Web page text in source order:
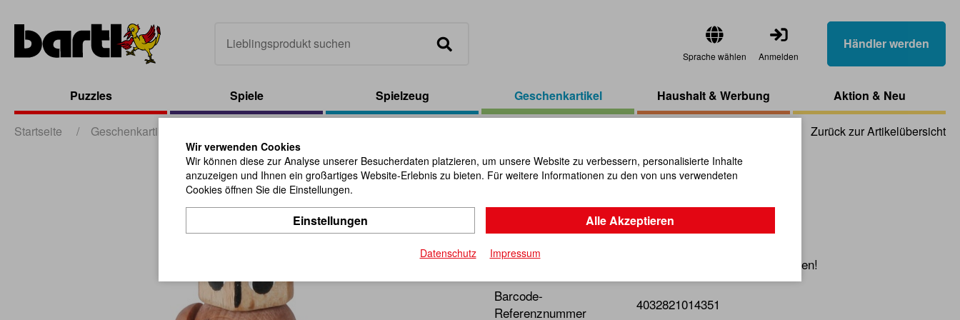
Sprache wählen Anmelden
Händler werden
Puzzles Spiele Spielzeug Geschenkartikel Haushalt & Werbung Aktion & Neu
Startseite / Geschenkartikel Zurück zur Artikelübersicht
Biegetier Eule
Artikel-Nr.:103237
Ein Mitbringsel zur rechten Zeit kann immer Freude bereiten!
Barcode-
Referenznummer
4032821014351
Wir verwenden Cookies
Wir können diese zur Analyse unserer Besucherdaten platzieren, um unsere Website zu verbessern, personalisierte Inhalte
anzuzeigen und Ihnen ein großartiges Website-Erlebnis zu bieten. Für weitere Informationen zu den von uns verwendeten
Cookies öffnen Sie die Einstellungen.
Einstellungen Alle Akzeptieren
Datenschutz Impressum